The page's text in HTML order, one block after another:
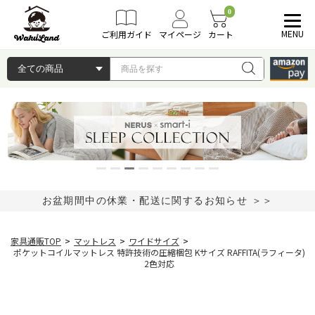
ご利用ガイド マイページ
0
カート MENU
お盆期間中の休業・配送に関するお知らせ ＞＞
家具通販TOP > マットレス > ワイドサイズ >
ポケットコイルマットレス 特許技術の圧縮梱包 Kサイズ RAFFITA(ラフィータ)
2色対応